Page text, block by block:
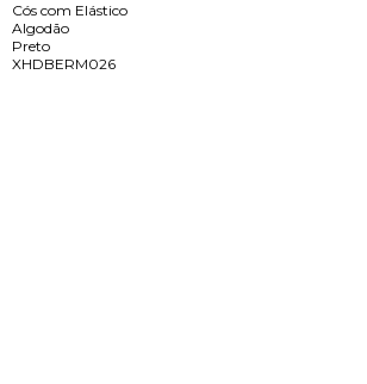
Cós com Elástico
Algodão
Preto
XHDBERM026